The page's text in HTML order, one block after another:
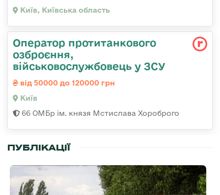
Київ, Київська область
Оператор протитанкового
озброєння,
військовослужбовець у ЗСУ
від 50000 до 120000 грн
Київ
66 ОМБр ім. князя Мстислава Хороброго
ПУБЛІКАЦІЇ